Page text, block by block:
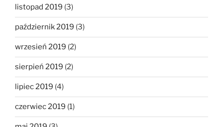
listopad 2019 (3)
październik 2019 (3)
wrzesień 2019 (2)
sierpień 2019 (2)
lipiec 2019 (4)
czerwiec 2019 (1)